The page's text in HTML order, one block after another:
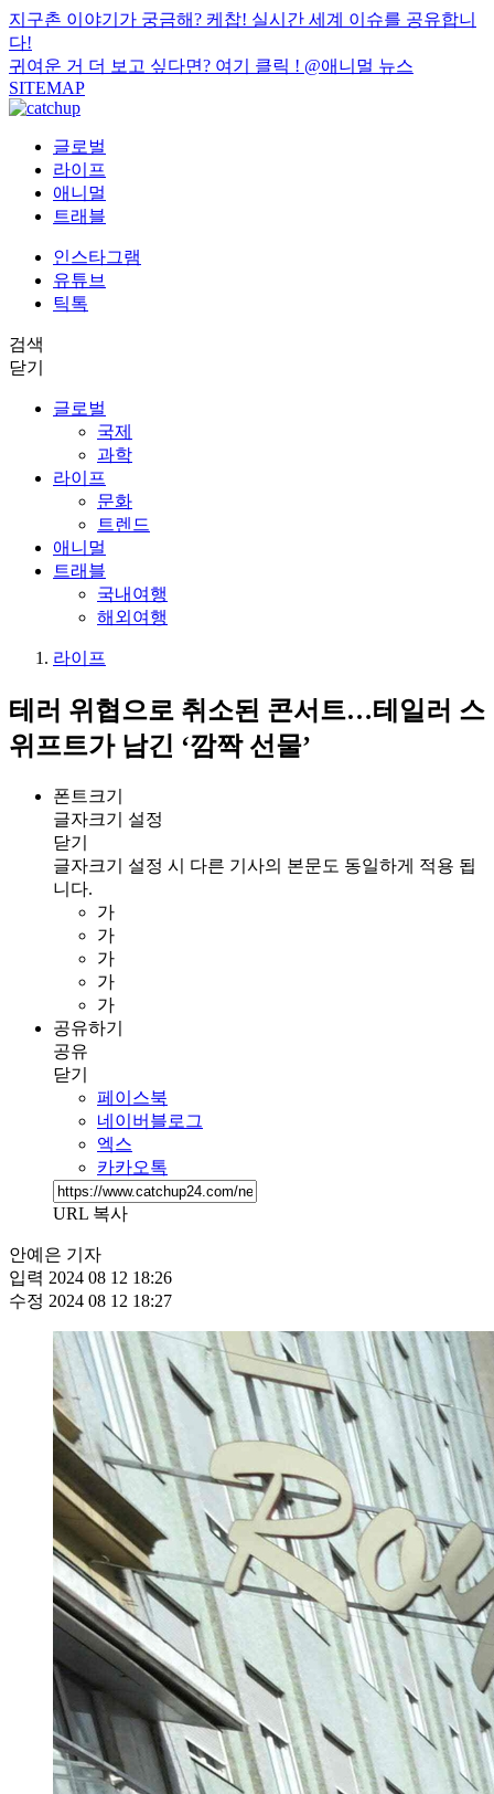
지구촌 이야기가 궁금해? 케찹! 실시간 세계 이슈를 공유합니
다!
귀여운 거 더 보고 싶다면? 여기 클릭 ! @애니멀 뉴스
SITEMAP
글로벌
라이프
애니멀
트래블
인스타그램
유튜브
틱톡
검색
닫기
글로벌
국제
과학
라이프
문화
트렌드
애니멀
트래블
국내여행
해외여행
라이프
테러 위협으로 취소된 콘서트…테일러 스
위프트가 남긴 ‘깜짝 선물’
폰트크기
글자크기 설정
닫기
글자크기 설정 시 다른 기사의 본문도 동일하게 적용 됩
니다.
가
가
가
가
가
공유하기
공유
닫기
페이스북
네이버블로그
엑스
카카오톡
URL 복사
안예은 기자
입력 2024 08 12 18:26
수정 2024 08 12 18:27